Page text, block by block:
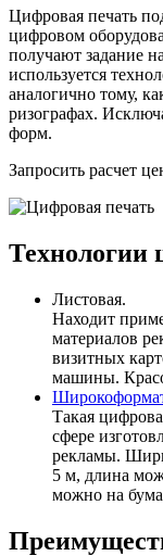
Цифровая печать
цифровом
получают задание
используется
аналогично тому,
ризографах.
форм.
Запросить расчет
Технологии
Листовая.
Находит
материалов
визитных
машины.
Такая
сфере
рекламы.
5 м, длина
можно на